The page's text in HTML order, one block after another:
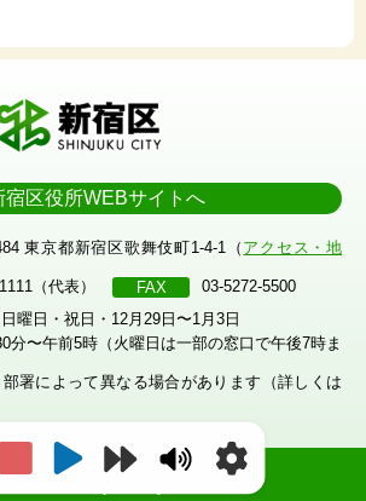
宿区役所WEBサイトへ
東京都新宿区歌舞伎町1-4-1（ アクセス・地
（代表） FAX
03-5272-5500
曜日・祝日・12月29日〜1月3日
分〜午前5時（火曜日は一部の窓口で午後7時ま
署によって異なる場合があります（詳しくは